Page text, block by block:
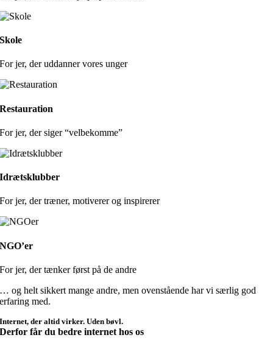
Skole
For jer, deruddannervores unger
Restauration
For jer, der siger“velbekomme”
Idrætsklubber
For jer, dertræner, motiverer og inspirerer
NGO’er
For jer, dertænker først på de andre
… og helt sikkert mange andre, men ovenstående har vi særlig god
erfaring med.
Internet, der altid virker. Uden bøvl.
Derfor får du bedre internet hos os